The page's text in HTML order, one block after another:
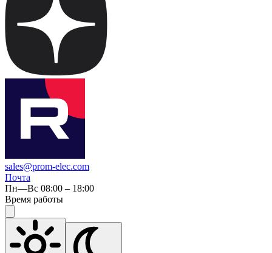
sales@prom-elec.com
Почта
Пн—Вс 08:00 – 18:00
Время работы